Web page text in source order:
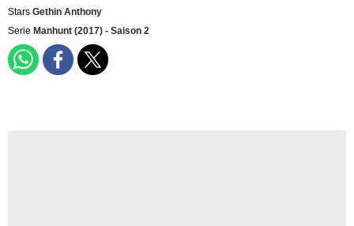
Stars Gethin Anthony
Serie Manhunt (2017) - Saison 2